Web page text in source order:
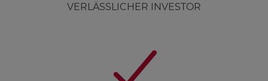
VERLÄSSLICHER INVESTOR